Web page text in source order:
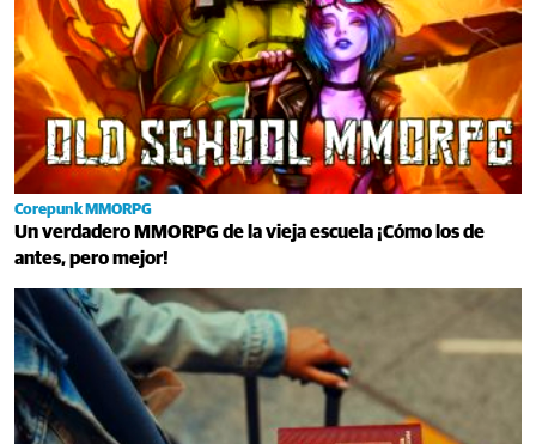
Corepunk MMORPG
Un verdadero MMORPG de la vieja escuela ¡Cómo los de
antes, pero mejor!